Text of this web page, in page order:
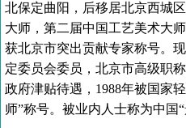
北保定曲阳，后移居北京西城
大师，第二届中国工艺美术大
获北京市突出贡献专家称号。
定委员会委员，北京市高级职
政府津贴待遇，1988年被国家
师”称号。被业内人士称为中国“